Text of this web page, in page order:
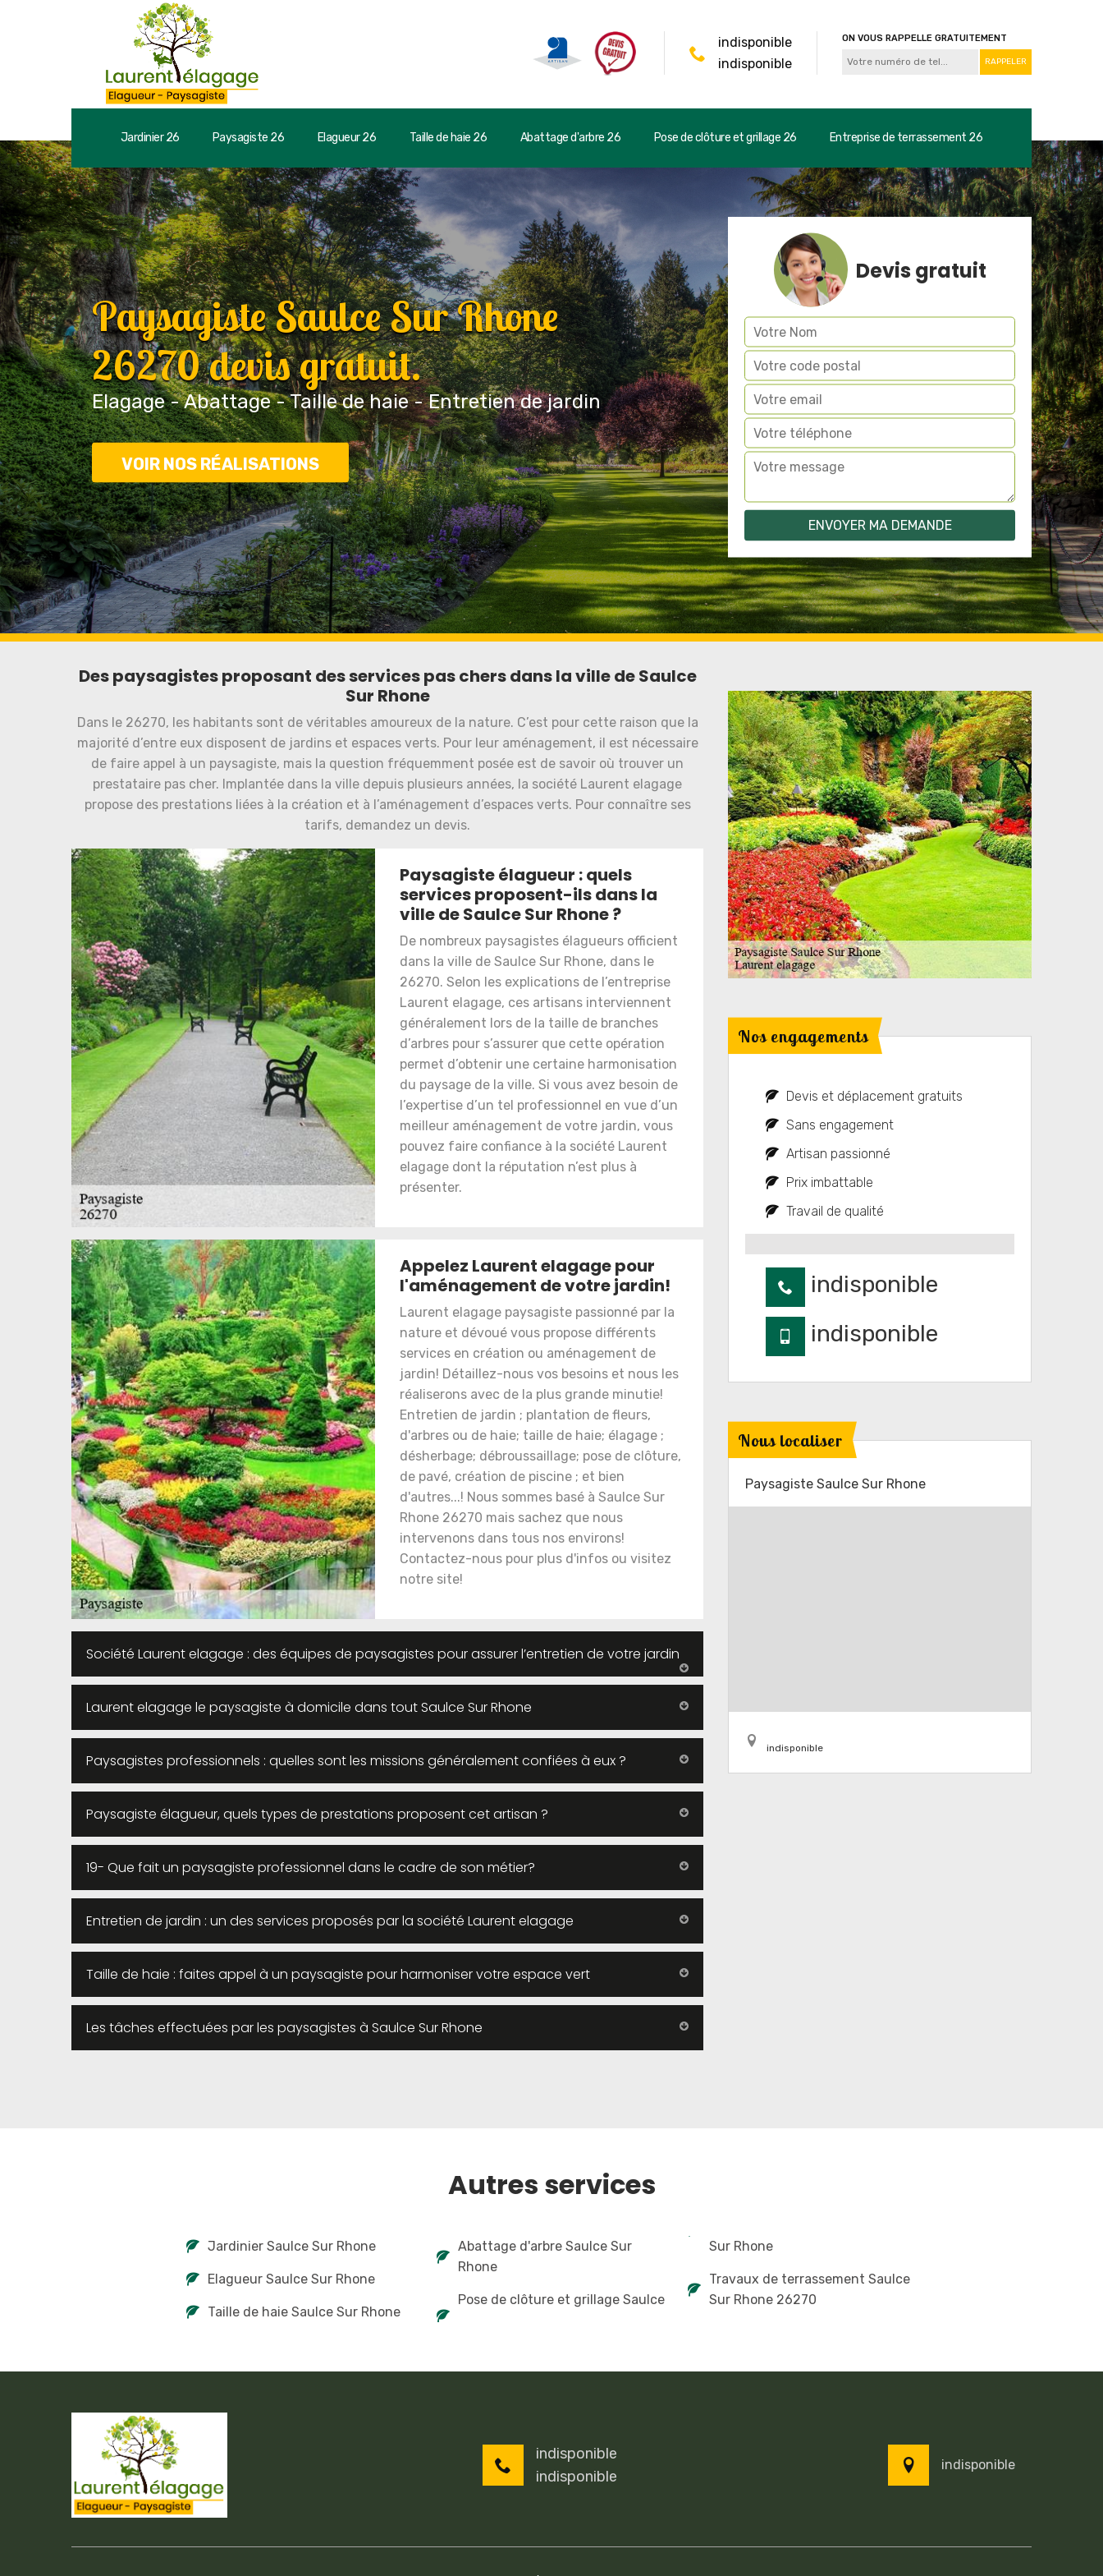
indisponible
indisponible
ON VOUS RAPPELLE GRATUITEMENT
Jardinier 26 Paysagiste 26 Elagueur 26 Taille de haie 26 Abattage d'arbre 26 Pose de clôture et grillage 26 Entreprise de terrassement 26
Paysagiste Saulce Sur Rhone
26270 devis gratuit.
Elagage - Abattage - Taille de haie - Entretien de jardin
VOIR NOS RÉALISATIONS
Devis gratuit
Des paysagistes proposant des services pas chers dans la ville de Saulce
Sur Rhone
Dans le 26270, les habitants sont de véritables amoureux de la nature. C’est pour cette raison que la
majorité d’entre eux disposent de jardins et espaces verts. Pour leur aménagement, il est nécessaire
de faire appel à un paysagiste, mais la question fréquemment posée est de savoir où trouver un
prestataire pas cher. Implantée dans la ville depuis plusieurs années, la société Laurent elagage
propose des prestations liées à la création et à l’aménagement d’espaces verts. Pour connaître ses
tarifs, demandez un devis.
Paysagiste élagueur : quels
services proposent-ils dans la
ville de Saulce Sur Rhone ?
De nombreux paysagistes élagueurs officient
dans la ville de Saulce Sur Rhone, dans le
26270. Selon les explications de l’entreprise
Laurent elagage, ces artisans interviennent
généralement lors de la taille de branches
d’arbres pour s’assurer que cette opération
permet d’obtenir une certaine harmonisation
du paysage de la ville. Si vous avez besoin de
l’expertise d’un tel professionnel en vue d’un
meilleur aménagement de votre jardin, vous
pouvez faire confiance à la société Laurent
elagage dont la réputation n’est plus à
présenter.
Appelez Laurent elagage pour
l'aménagement de votre jardin!
Laurent elagage paysagiste passionné par la
nature et dévoué vous propose différents
services en création ou aménagement de
jardin! Détaillez-nous vos besoins et nous les
réaliserons avec de la plus grande minutie!
Entretien de jardin ; plantation de fleurs,
d'arbres ou de haie; taille de haie; élagage ;
désherbage; débroussaillage; pose de clôture,
de pavé, création de piscine ; et bien
d'autres...! Nous sommes basé à Saulce Sur
Rhone 26270 mais sachez que nous
intervenons dans tous nos environs!
Contactez-nous pour plus d'infos ou visitez
notre site!
Société Laurent elagage : des équipes de paysagistes pour assurer l’entretien de votre jardin
Laurent elagage le paysagiste à domicile dans tout Saulce Sur Rhone
Paysagistes professionnels : quelles sont les missions généralement confiées à eux ?
Paysagiste élagueur, quels types de prestations proposent cet artisan ?
19- Que fait un paysagiste professionnel dans le cadre de son métier?
Entretien de jardin : un des services proposés par la société Laurent elagage
Taille de haie : faites appel à un paysagiste pour harmoniser votre espace vert
Les tâches effectuées par les paysagistes à Saulce Sur Rhone
Nos engagements
Devis et déplacement gratuits
Sans engagement
Artisan passionné
Prix imbattable
Travail de qualité
indisponible
indisponible
Nous localiser
Paysagiste Saulce Sur Rhone
indisponible
Autres services
Jardinier Saulce Sur Rhone
Elagueur Saulce Sur Rhone
Taille de haie Saulce Sur Rhone
Abattage d'arbre Saulce Sur
Rhone
Pose de clôture et grillage Saulce
Sur Rhone
Travaux de terrassement Saulce
Sur Rhone 26270
indisponible
indisponible
indisponible